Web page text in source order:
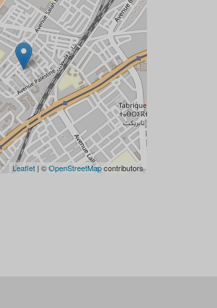
Leaflet | ©OpenStreetMapcontributors